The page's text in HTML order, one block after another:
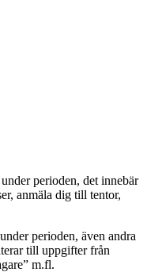
perioden, det innebär
anmäla dig till tentor,
perioden, även andra
till uppgifter från
m.fl.